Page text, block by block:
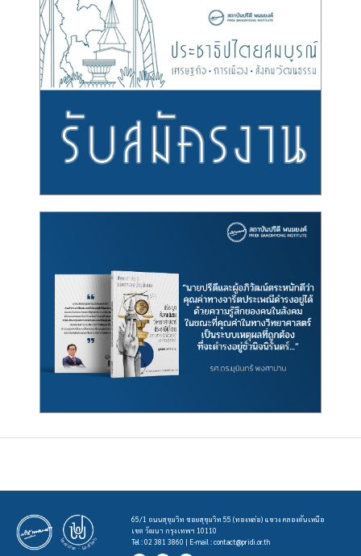
65/1 ถนนสุขุมวิท ซอยสุขุมวิท 55 (ทองหล่อ) แขวง คลองตันเหนือ
เขต วัฒนา กรุงเทพฯ 10110
Tel : 02 381 3860 | E-mail :contact@pridi.or.th